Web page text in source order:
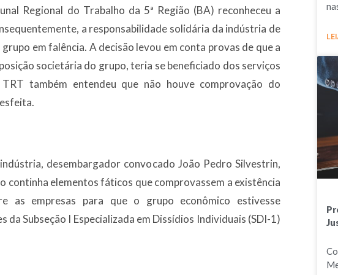
Regional do Trabalho da 5ª Região (BA) reconheceu a
a responsabilidade solidária da indústria de
em falência. A decisão levou em conta provas de que a
societária do grupo, teria se beneficiado dos serviços
também entendeu que não houve comprovação do
desembargador convocado João Pedro Silvestrin,
continha elementos fáticos que comprovassem a existência
as empresas para que o grupo econômico estivesse
Subseção I Especializada em Dissídios Individuais (SDI-1)